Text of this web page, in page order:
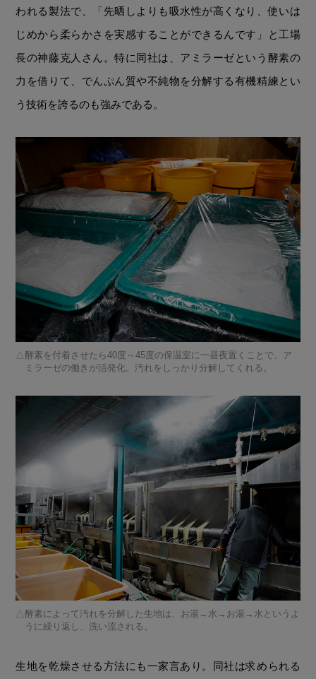
われる製法で、「先晒しよりも吸水性が高くなり、使いは
じめから柔らかさを実感することができるんです」と工場
長の神藤克人さん。特に同社は、アミラーゼという酵素の
力を借りて、でんぷん質や不純物を分解する有機精練とい
う技術を誇るのも強みである。
酵素を付着させたら40度～45度の保温室に一昼夜置くことで、ア
ミラーゼの働きが活発化。汚れをしっかり分解してくれる。
酵素によって汚れを分解した生地は、お湯→水→お湯→水というよ
うに繰り返し、洗い流される。
生地を乾燥させる方法にも一家言あり。同社は求められる